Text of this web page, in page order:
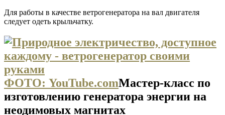
Для работы в качестве ветрогенератора на вал двигателя
следует одеть крыльчатку.
ФОТО: YouTube.comМастер-класс по
изготовлению генератора энергии на
неодимовых магнитах